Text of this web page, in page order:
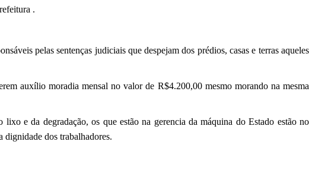
.
pelas sentenças judiciais que despejam dos prédios, casas e terras aqueles
auxílio moradia mensal no valor de R$4.200,00 mesmo morando na mesma
e da degradação, os que estão na gerencia da máquina do Estado estão no
dignidade dos trabalhadores.